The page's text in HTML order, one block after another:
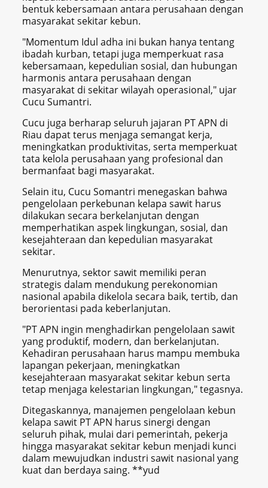
bentuk kebersamaan antara perusahaan dengan
masyarakat sekitar kebun.
"Momentum Idul adha ini bukan hanya tentang
ibadah kurban, tetapi juga memperkuat rasa
kebersamaan, kepedulian sosial, dan hubungan
harmonis antara perusahaan dengan
masyarakat di sekitar wilayah operasional," ujar
Cucu Sumantri.
Cucu juga berharap seluruh jajaran PT APN di
Riau dapat terus menjaga semangat kerja,
meningkatkan produktivitas, serta memperkuat
tata kelola perusahaan yang profesional dan
bermanfaat bagi masyarakat.
Selain itu, Cucu Somantri menegaskan bahwa
pengelolaan perkebunan kelapa sawit harus
dilakukan secara berkelanjutan dengan
memperhatikan aspek lingkungan, sosial, dan
kesejahteraan dan kepedulian masyarakat
sekitar.
Menurutnya, sektor sawit memiliki peran
strategis dalam mendukung perekonomian
nasional apabila dikelola secara baik, tertib, dan
berorientasi pada keberlanjutan.
"PT APN ingin menghadirkan pengelolaan sawit
yang produktif, modern, dan berkelanjutan.
Kehadiran perusahaan harus mampu membuka
lapangan pekerjaan, meningkatkan
kesejahteraan masyarakat sekitar kebun serta
tetap menjaga kelestarian lingkungan," tegasnya.
Ditegaskannya, manajemen pengelolaan kebun
kelapa sawit PT APN harus sinergi dengan
seluruh pihak, mulai dari pemerintah, pekerja
hingga masyarakat sekitar kebun menjadi kunci
dalam mewujudkan industri sawit nasional yang
kuat dan berdaya saing. **yud